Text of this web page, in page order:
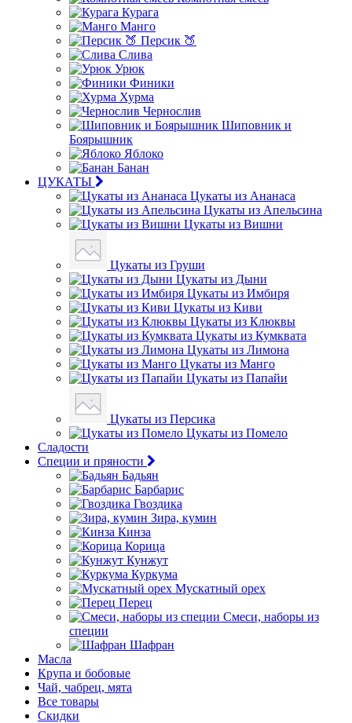
Курага
Манго
Персик 🍑
Слива
Урюк
Финики
Хурма
Чернослив
Шиповник и
Боярышник
Яблоко
Банан
ЦУКАТЫ
Цукаты из Ананаса
Цукаты из Апельсина
Цукаты из Вишни
Цукаты из Груши
Цукаты из Дыни
Цукаты из Имбиря
Цукаты из Киви
Цукаты из Клюквы
Цукаты из Кумквата
Цукаты из Лимона
Цукаты из Манго
Цукаты из Папайи
Цукаты из Персика
Цукаты из Помело
Сладости
Специи и пряности
Бадьян
Барбарис
Гвоздика
Зира, кумин
Кинза
Корица
Кунжут
Куркума
Мускатный орех
Перец
Смеси, наборы из
специи
Шафран
Масла
Крупа и бобовые
Чай, чабрец, мята
Все товары
Скидки